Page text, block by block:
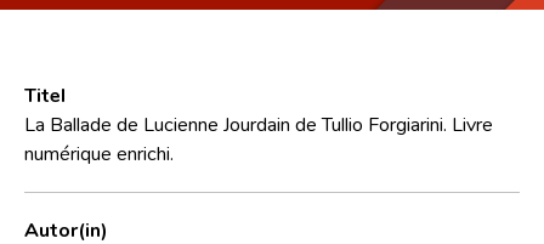
Erweiterte Suche
CNL
Forschungsgruppe
Titel
La Ballade de Lucienne Jourdain de Tullio Forgiarini. Livre
numérique enrichi.
Autor(in)